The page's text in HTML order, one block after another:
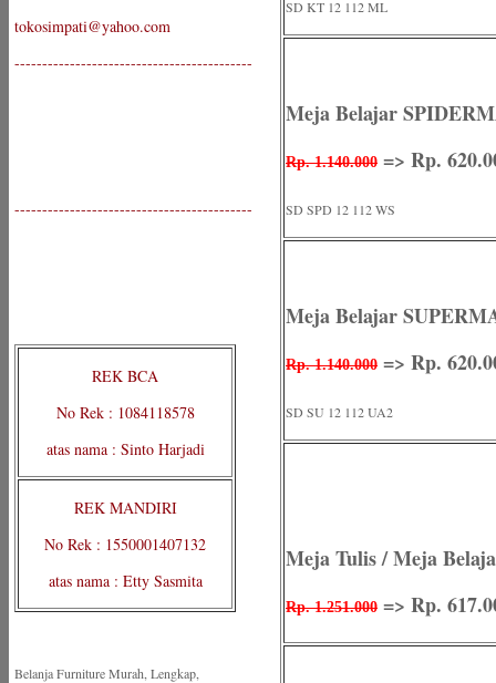
tokosimpati@yahoo.com
-------------------------------------------
-------------------------------------------
REK BCA
No Rek : 1084118578
atas nama : Sinto Harjadi
REK MANDIRI
No Rek : 1550001407132
atas nama : Etty Sasmita
Belanja Furniture Murah, Lengkap,
SD KT 12 112 ML
Meja Belajar
Rp. 1.140.000 => Rp.
SD SPD 12 112 WS
Meja Belajar
Rp. 1.140.000 => Rp.
SD SU 12 112 UA2
Meja Tulis / Meja
Rp. 1.251.000 => Rp.